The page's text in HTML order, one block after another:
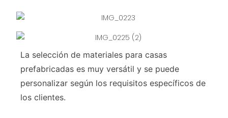
La selección de materiales para casas
prefabricadas es muy versátil y se puede
personalizar según los requisitos específicos de
los clientes.